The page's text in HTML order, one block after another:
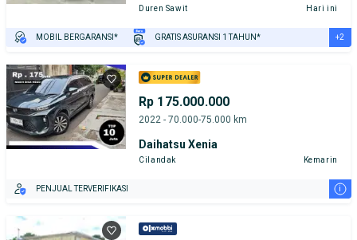
Duren Sawit Hari ini
MOBIL BERGARANSI* GRATIS ASURANSI 1 TAHUN* +2
Rp 175.000.000
2022 - 70.000-75.000 km
Daihatsu Xenia
Cilandak Kemarin
PENJUAL TERVERIFIKASI i